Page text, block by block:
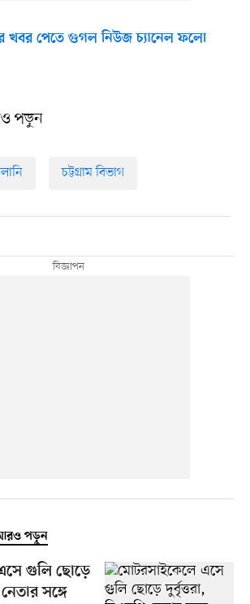
খবর পেতে গুগল নিউজ চ্যানেল ফলো
পড়ুন
চট্টগ্রাম বিভাগ
আরও পড়ুন
গুলি ছোড়ে
সঙ্গে